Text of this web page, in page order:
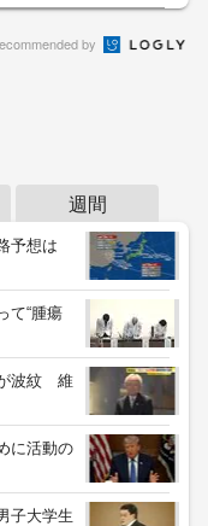
by
週間
予想は
て“腫瘍
が波紋 維
に活動の
子大学生